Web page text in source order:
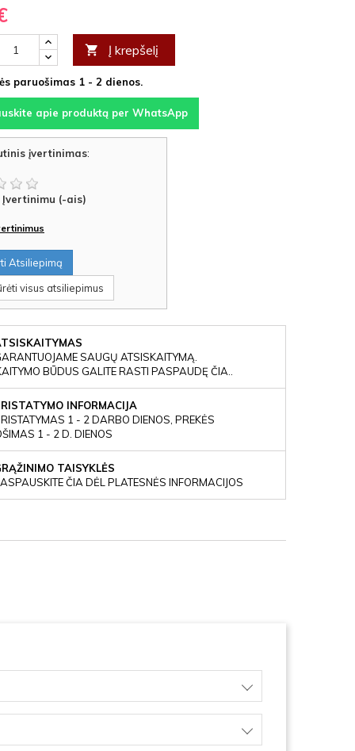
 Į krepšelį
paruošimas 1 - 2 dienos.
apie produktą per WhatsApp
įvertinimas:
Įvertinimu (-ais)
Atsiliepimą
visus atsiliepimus
SAUGŲ ATSISKAITYMĄ.
BŪDUS GALITE RASTI PASPAUDĘ ČIA..
INFORMACIJA
1 - 2 DARBO DIENOS, PREKĖS
1 - 2 D. DIENOS
TAISYKLĖS
ČIA DĖL PLATESNĖS INFORMACIJOS